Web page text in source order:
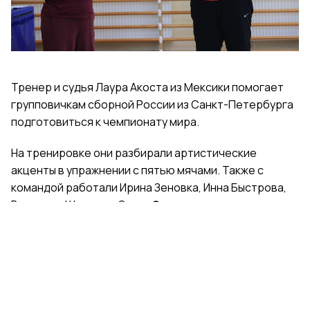
Тренер и судья Лаура Акоста из Мексики помогает
групповичкам сборной России из Санкт-Петербурга
подготовиться к чемпионату мира.
На тренировке они разбирали артистические
акценты в упражнении с пятью мячами. Также с
командой работали Ирина Зеновка, Инна Быстрова,
Вероника Шаткова, Ольга Фролова.